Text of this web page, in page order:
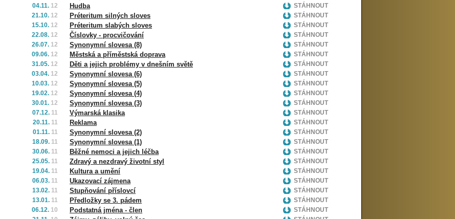
04.11. 12 Hudba
STÁHNOUT
21.10. 12 Préteritum silných sloves
STÁHNOUT
15.10. 12 Préteritum slabých sloves
STÁHNOUT
22.08. 12 Číslovky - procvičování
STÁHNOUT
26.07. 12 Synonymní slovesa (8)
STÁHNOUT
09.06. 12 Městská a příměstská doprava
STÁHNOUT
31.05. 12 Děti a jejich problémy v dnešním světě
STÁHNOUT
03.04. 12 Synonymní slovesa (6)
STÁHNOUT
10.03. 12 Synonymní slovesa (5)
STÁHNOUT
19.02. 12 Synonymní slovesa (4)
STÁHNOUT
30.01. 12 Synonymní slovesa (3)
STÁHNOUT
07.12. 11 Výmarská klasika
STÁHNOUT
20.11. 11 Reklama
STÁHNOUT
01.11. 11 Synonymní slovesa (2)
STÁHNOUT
18.09. 11 Synonymní slovesa (1)
STÁHNOUT
30.06. 11 Běžné nemoci a jejich léčba
STÁHNOUT
25.05. 11 Zdravý a nezdravý životní styl
STÁHNOUT
19.04. 11 Kultura a umění
STÁHNOUT
06.03. 11 Ukazovací zájmena
STÁHNOUT
13.02. 11 Stupňování příslovcí
STÁHNOUT
13.01. 11 Předložky se 3. pádem
STÁHNOUT
06.12. 10 Podstatná jména - člen
STÁHNOUT